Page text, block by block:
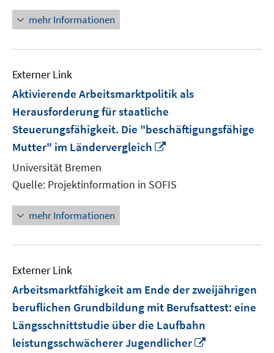
mehr Informationen
Externer Link
Aktivierende Arbeitsmarktpolitik als
Herausforderung für staatliche
Steuerungsfähigkeit. Die "beschäftigungsfähige
Mutter" im Ländervergleich
öffnen
Universität Bremen
Quelle: Projektinformation in SOFIS
mehr Informationen
Externer Link
Arbeitsmarktfähigkeit am Ende der zweijährigen
beruflichen Grundbildung mit Berufsattest: eine
Längsschnittstudie über die Laufbahn
leistungsschwächerer Jugendlicher